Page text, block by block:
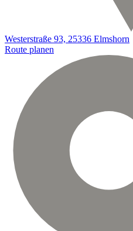
Westerstraße 93, 25336 Elmshorn
Route planen